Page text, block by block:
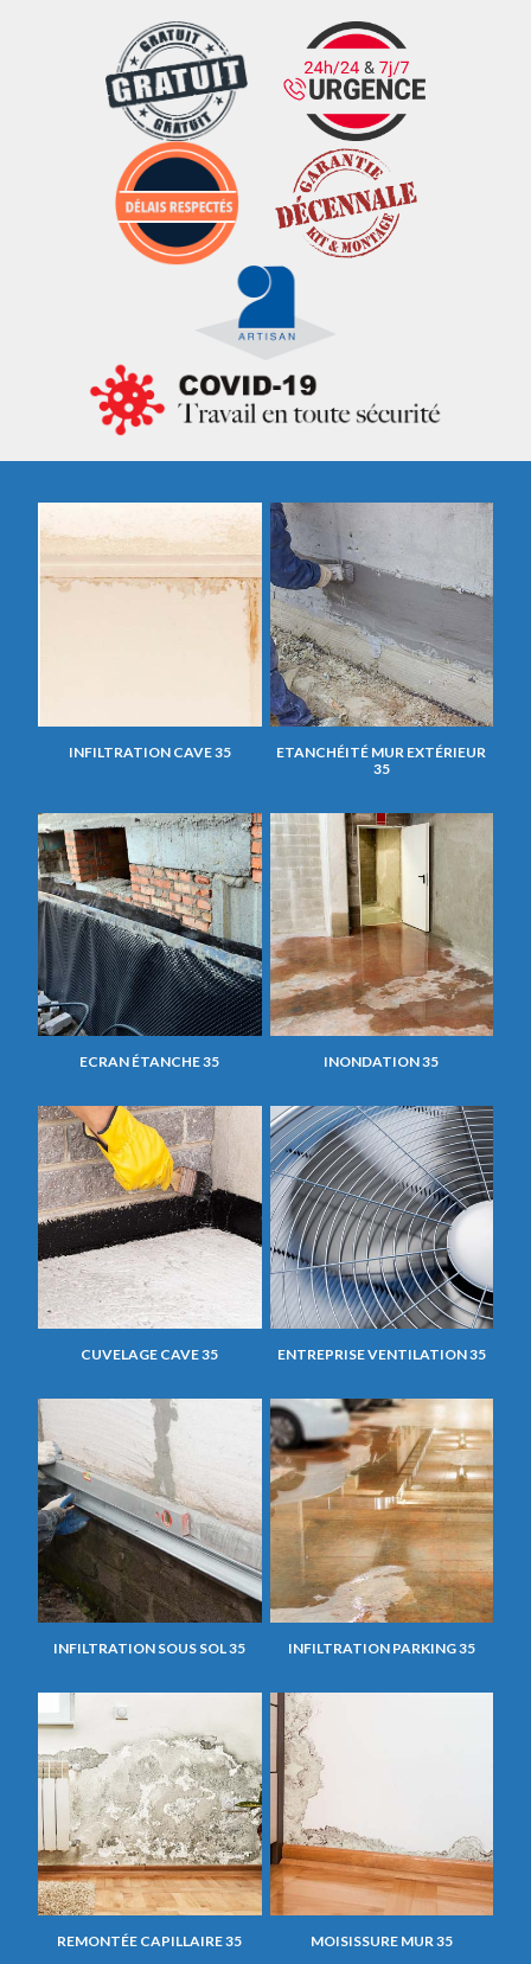
INFILTRATION CAVE 35
ETANCHÉITÉ MUR EXTÉRIEUR
35
ECRAN ÉTANCHE 35 INONDATION 35
CUVELAGE CAVE 35 ENTREPRISE VENTILATION 35
INFILTRATION SOUS SOL 35 INFILTRATION PARKING 35
REMONTÉE CAPILLAIRE 35 MOISISSURE MUR 35